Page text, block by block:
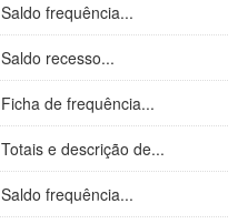
Saldo frequência...
Saldo recesso...
Ficha de frequência...
Totais e descrição de...
Saldo frequência...